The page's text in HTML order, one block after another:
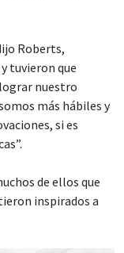
Roberts,
tuvieron que
nuestro
más hábiles y
si es
de ellos que
inspirados a